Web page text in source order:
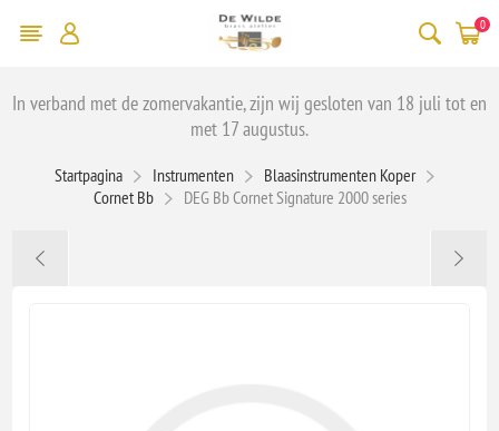
0
In verband met de zomervakantie, zijn wij gesloten van 18 juli tot en
met 17 augustus.
Startpagina Instrumenten
Blaasinstrumenten Koper
Cornet Bb
DEG Bb Cornet Signature 2000 series